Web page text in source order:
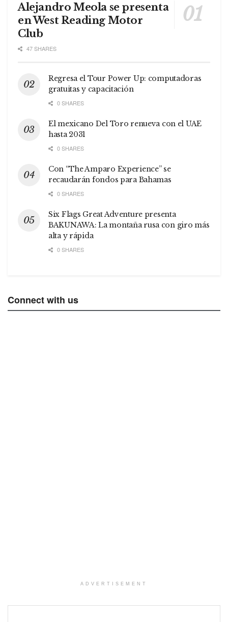
Alejandro Meola se presenta
en West Reading Motor
Club
47 SHARES
Regresa el Tour Power Up: computadoras
gratuitas y capacitación
0 SHARES
El mexicano Del Toro renueva con el UAE
hasta 2031
0 SHARES
Con “The Amparo Experience” se
recaudarán fondos para Bahamas
0 SHARES
Six Flags Great Adventure presenta
BAKUNAWA: La montaña rusa con giro más
alta y rápida
0 SHARES
Connect with us
ADVERTISEMENT